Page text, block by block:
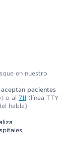
en nuestro
pacientes
o al 711 (línea TTY
habla)